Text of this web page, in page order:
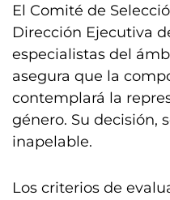
El Comité de
Dirección Ejecutiva
especialistas del
asegura que la
contemplará la
género. Su decisión,
inapelable.
Los criterios de